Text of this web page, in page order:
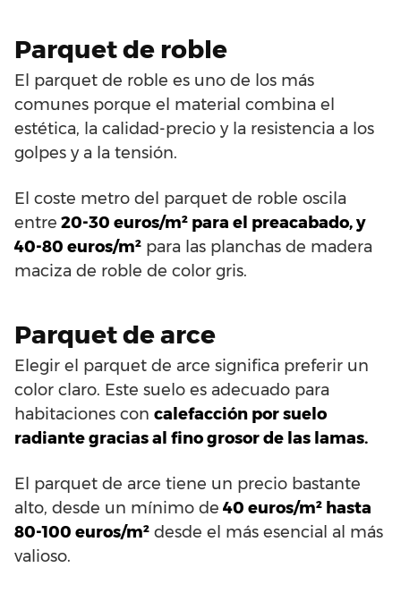
Parquet de roble
El parquet de roble es uno de los más
comunes porque el material combina el
estética, la calidad-precio y la resistencia a los
golpes y a la tensión.
El coste metro del parquet de roble oscila
entre 20-30 euros/m² para el preacabado, y
40-80 euros/m² para las planchas de madera
maciza de roble de color gris.
Parquet de arce
Elegir el parquet de arce significa preferir un
color claro. Este suelo es adecuado para
habitaciones con calefacción por suelo
radiante gracias al fino grosor de las lamas.
El parquet de arce tiene un precio bastante
alto, desde un mínimo de 40 euros/m² hasta
80-100 euros/m² desde el más esencial al más
valioso.